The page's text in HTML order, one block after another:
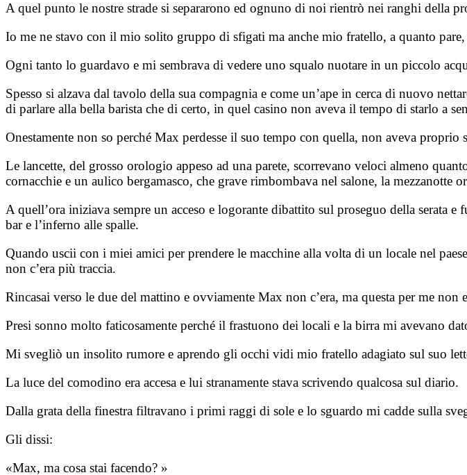
A quel punto le nostre strade si separarono ed ognuno di noi rientrò nei ranghi della
Io me ne stavo con il mio solito gruppo di sfigati ma anche mio fratello, a quanto pare,
Ogni tanto lo guardavo e mi sembrava di vedere uno squalo nuotare in un piccolo
Spesso si alzava dal tavolo della sua compagnia e come un’ape in cerca di nuovo
di parlare alla bella barista che di certo, in quel casino non aveva il tempo di starlo a
Onestamente non so perché Max perdesse il suo tempo con quella, non aveva proprio
Le lancette, del grosso orologio appeso ad una parete, scorrevano veloci almeno
cornacchie e un aulico bergamasco, che grave rimbombava nel salone, la mezzanotte
A quell’ora iniziava sempre un acceso e logorante dibattito sul proseguo della serata
bar e l’inferno alle spalle.
Quando uscii con i miei amici per prendere le macchine alla volta di un locale nel
non c’era più traccia.
Rincasai verso le due del mattino e ovviamente Max non c’era, ma questa per me non
Presi sonno molto faticosamente perché il frastuono dei locali e la birra mi avevano
Mi svegliò un insolito rumore e aprendo gli occhi vidi mio fratello adagiato sul suo
La luce del comodino era accesa e lui stranamente stava scrivendo qualcosa sul diario.
Dalla grata della finestra filtravano i primi raggi di sole e lo sguardo mi cadde sulla
Gli dissi:
«Max, ma cosa stai facendo? »